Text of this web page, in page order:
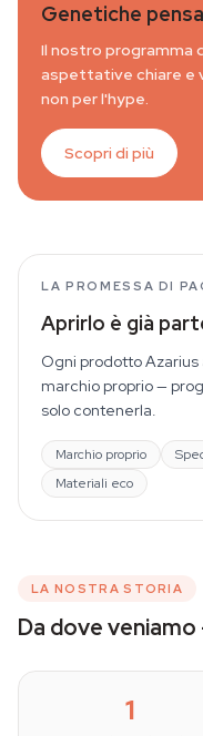
Genetiche
Il nostro programma
aspettative chiare e
non per l'hype.
Scopri di più
LA PROMESSA DI
Aprirlo è già
Ogni prodotto
marchio proprio —
solo contenerla.
Marchio proprio
Materiali eco
LA NOSTRA STORIA
Da dove
1